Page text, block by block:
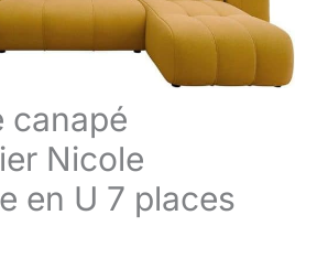
canapé
Nicole
en U 7 places